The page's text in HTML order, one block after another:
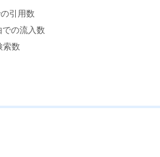
引用数
での流入数
索数